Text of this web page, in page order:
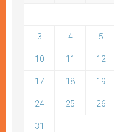
3 4 5
10 11 12
17 18 19
24 25 26
31